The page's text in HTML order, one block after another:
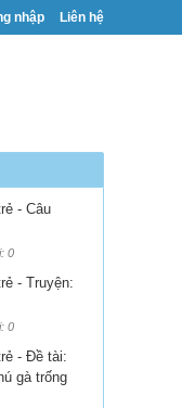
nhập Liên hệ
- Câu
0
- Truyện:
0
- Đề tài:
gà trống